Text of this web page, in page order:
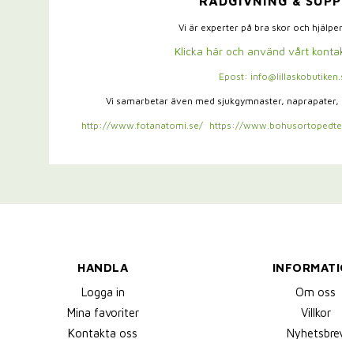
Vi är experter på bra skor och
Klicka här och använd vårt
Epost:
Vi samarbetar även med sjukgymnaster,
http://www.fotanatomi.se/ https://
HANDLA
Logga in
Mina favoriter
Kontakta oss
Om oss
Villkor